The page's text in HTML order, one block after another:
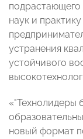
подрастающего
наук и
устранения
устойчивого
«"Технолидеры
новый формат